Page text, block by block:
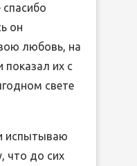
он
любовь, на
их с
свете
испытываю
что до сих